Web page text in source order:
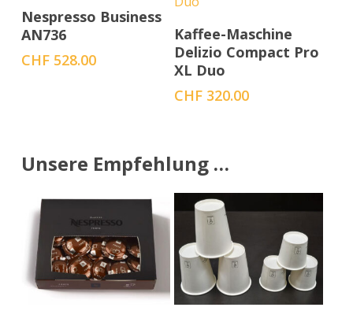
In den Warenkorb
Nespresso Business
AN736
CHF528.00
In den Warenkorb
Kaffee-Maschine
Delizio Compact Pro
XL Duo
CHF 320.00
Unsere Empfehlung …